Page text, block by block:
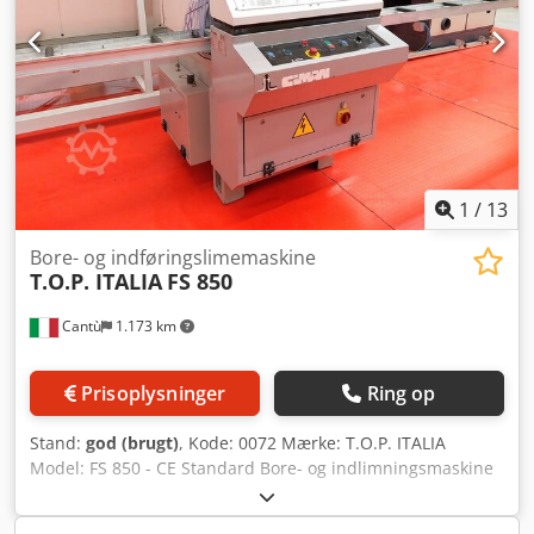
endeboring. - 3 enheder til boring og fræsning for
længdebearbejdning. - Emner lægges ind én gang,
hvorefter enhedsbæreren flytter sig for de forskellige
bearbejdninger. Opstillingslængde pr. maskine ca. 6 m.
Salg enkeltvis muligt: Pris pr. maskine 10.000 euro For
mere info, se vedlagte PDF'er.
1 / 13
Cantù 1.173 km
Bore- og indføringslimemaskine
T.O.P. ITALIA FS 850
Prisoplysninger Ring op
Stand: god (brugt), Kode: 0072 Mærke: T.O.P. ITALIA
Model: FS 850 - CE Standard Bore- og indlimningsmaskine
med dyvelindsætning til horisontale emner, velegnet til
møbelproduktion, specialfremstillede møbler, køkkener og